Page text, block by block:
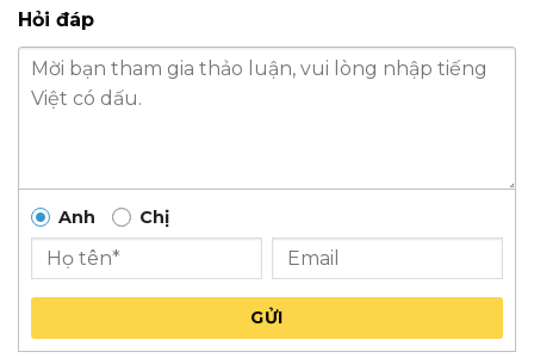
Hỏi đáp
Anh Chị
GỬI